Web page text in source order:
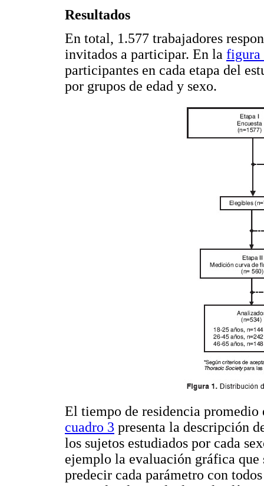
Resultados
En total, 1.577 trabajadores
invitados a participar. En la figura
participantes en cada etapa del
por grupos de edad y sexo.
El tiempo de residencia
cuadro 3 presenta la descripción
los sujetos estudiados por cada
ejemplo la evaluación gráfica que
predecir cada parámetro con